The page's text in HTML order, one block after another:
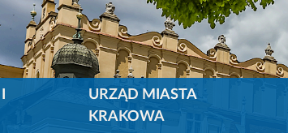
URZĄD MIASTA
KRAKOWA